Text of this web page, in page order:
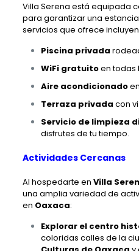
Villa Serena está equipada
para garantizar una
servicios que ofrece
Piscina privada
WiFi gratuitoen todas
Aire acondicionado
Terraza privada con
Servicio de limpieza
disfrutes de tu tiempo.
Actividades Cercanas
Al hospedarte en Villa
una amplia variedad de
en Oaxaca:
Explorar el centro
coloridas calles de la